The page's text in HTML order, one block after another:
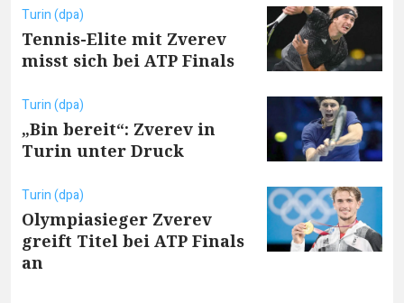
Turin (dpa)
Tennis-Elite mit Zverev
misst sich bei ATP Finals
Turin (dpa)
„Bin bereit“: Zverev in
Turin unter Druck
Turin (dpa)
Olympiasieger Zverev
greift Titel bei ATP Finals
an